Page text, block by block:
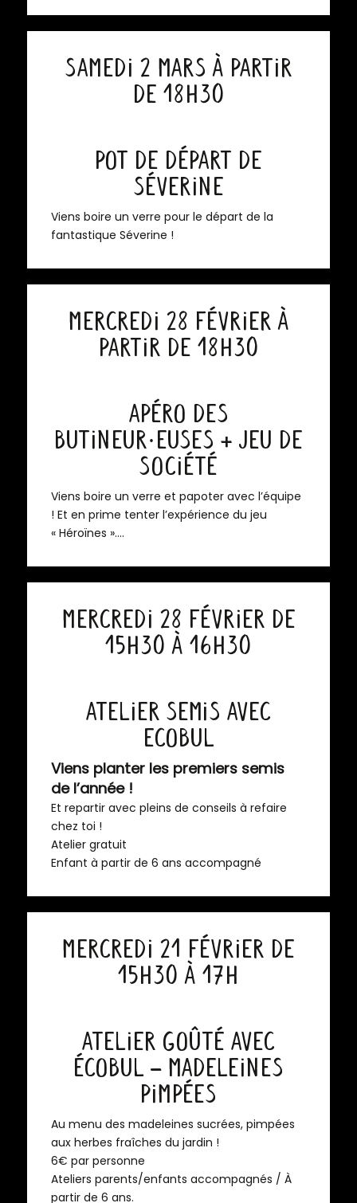
Samedi 2 Mars à partir
de 18h30
Pot de départ de
Séverine
Viens boire un verre pour le départ de la
fantastique Séverine !
Mercredi 28 février à
partir de 18h30
Apéro des
Butineur·euses + jeu de
société
Viens boire un verre et papoter avec l’équipe
! Et en prime tenter l’expérience du jeu
« Héroïnes »….
Mercredi 28 février de
15h30 à 16h30
Atelier Semis avec
Ecobul
Viens planter les premiers semis
de l’année !
Et repartir avec pleins de conseils à refaire
chez toi !
Atelier gratuit
Enfant à partir de 6 ans accompagné
Mercredi 21 février de
15h30 à 17h
Atelier Goûté avec
Écobul – Madeleines
Pimpées
Au menu des madeleines sucrées, pimpées
aux herbes fraîches du jardin !
6€ par personne
Ateliers parents/enfants accompagnés / À
partir de 6 ans.